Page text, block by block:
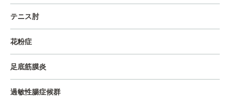
テニス肘
花粉症
足底筋膜炎
過敏性腸症候群